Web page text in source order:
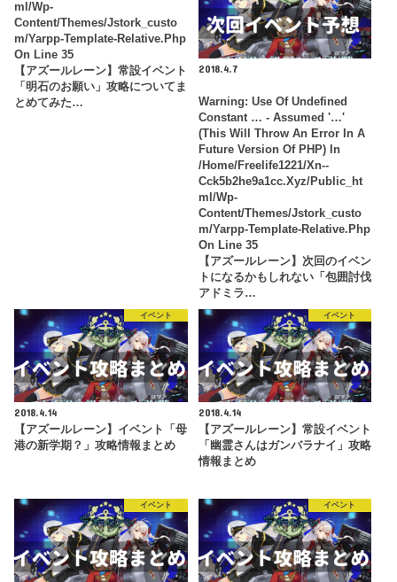
Ml/wp-
Content/themes/jstork_custo
M/yarpp-Template-Relative.php
On Line35
【アズールレーン】常設イベント
「明石のお願い」攻略についてま
とめてみた…
2018.4.7
Warning: Use Of Undefined
Constant … - Assumed '…'
(this Will Throw An Error In A
Future Version Of PHP) In
/home/freelife1221/xn--
Cck5b2he9a1cc.xyz/public_ht
Ml/wp-
Content/themes/jstork_custo
M/yarpp-Template-Relative.php
On Line 35
【アズールレーン】次回のイベン
トになるかもしれない「包囲討伐
アドミラ…
イベント
2018.4.14
【アズールレーン】イベント「母
港の新学期？」攻略情報まとめ
イベント
2018.4.14
【アズールレーン】常設イベント
「幽霊さんはガンバラナイ」攻略
情報まとめ
イベント イベント